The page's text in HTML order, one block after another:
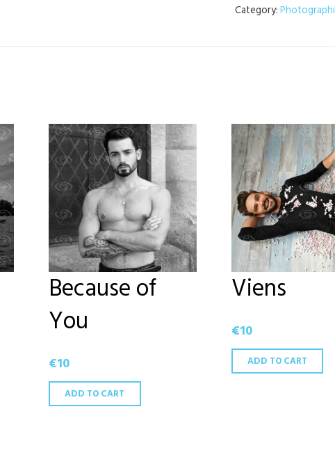
quantity
Category:
Because of
You
€10
ADD TO CART
Viens
€10
ADD TO CART